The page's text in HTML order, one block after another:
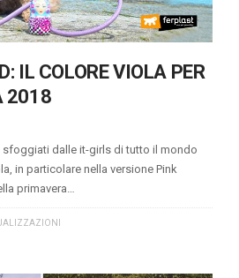
IL COLORE VIOLA PER
2018
sfoggiati dalle it-girls di tutto il mondo
in particolare nella versione Pink
primavera…